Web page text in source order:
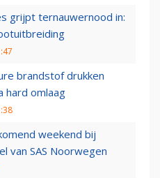
grijpt ternauwernood in:
brandstof drukken
hard omlaag
weekend bij
van SAS Noorwegen